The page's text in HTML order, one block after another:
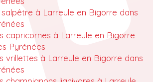
à Larreule en Bigorre dans
capricornes à Larreule en Bigorre
Pyrénées
vrillettes à Larreule en Bigorre dans